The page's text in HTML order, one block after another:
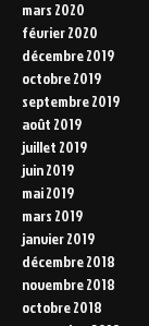
mars 2020
février 2020
décembre 2019
octobre 2019
septembre 2019
août 2019
juillet 2019
juin 2019
mai 2019
mars 2019
janvier 2019
décembre 2018
novembre 2018
octobre 2018